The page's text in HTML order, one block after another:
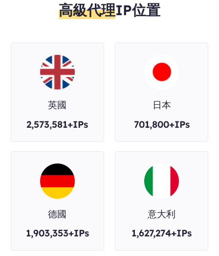
高級代理IP位置
英國
2,573,581+IPs
日本
701,800+IPs
德國
1,903,353+IPs
意大利
1,627,274+IPs